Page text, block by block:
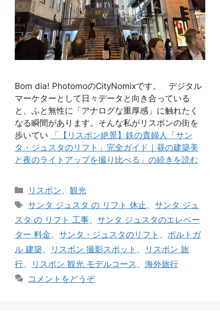
Bom dia! PhotomoのCityNomixです。 デジタル
マーケターとして日々データと向き合っている
と、ふと無性に「アナログな重厚感」に触れたく
なる瞬間があります。そんな私がリスボンの街を
歩いてい
「【リスボン絶景】鉄の貴婦人「サン
タ・ジュスタのリフト」完全ガイド｜昼の建築美
と夜のライトアップを撮り比べる」の続きを読む
カ
テ
リ
ー
リスボン、観光
タ
グ
サンタ ジュスタ の リフト 休止、サンタ ジュ
スタ の リフト 工事、 サンタ ジュスタのエレベー
ター 料金、 サンタ・ジュスタのリフト 、 ポルトガ
ル 建築、 リスボン 撮影スポット 、
リスボン 旅
行、 リスボン 観光 モデルコース 、 海外旅行
コメントをどうぞ